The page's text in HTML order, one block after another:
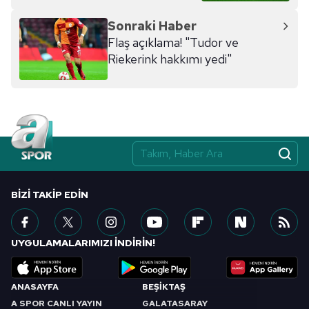
ilgili mevzuata uygun olarak kullanılan çerezlerle ilgili bilgi
almak için lütfentıklayınız.
Sonraki Haber
Flaş açıklama! "Tudor ve
Riekerink hakkımı yedi"
ANASAYFA
A SPOR CANLI YAYIN
BEŞİKTAŞ
GALATASARAY
BIZI TAKIP EDIN
UYGULAMALARIMIZI İNDİRİN!